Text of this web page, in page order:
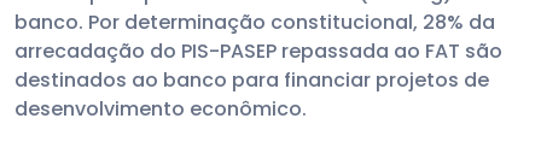
banco. Por determinação constitucional, 28% da
arrecadação do PIS-PASEP repassada ao FAT são
destinados ao banco para financiar projetos de
desenvolvimento econômico.